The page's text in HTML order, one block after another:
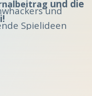
und
Spielideen
Als Bonus gibt
und die